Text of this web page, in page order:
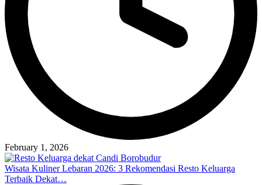
February 1, 2026
Wisata Kuliner Lebaran 2026: 3 Rekomendasi Resto Keluarga
Terbaik Dekat…